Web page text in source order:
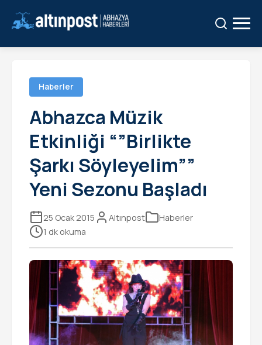
Haberler
Abhazca Müzik
Etkinliği “”Birlikte
Şarkı Söyleyelim””
Yeni Sezonu Başladı
25 Ocak 2015 Altınpost
Haberler
1 dk okuma